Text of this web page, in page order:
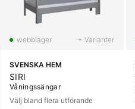
+ Varianter
SVENSKA HEM
SIRI
Våningssängar
Välj bland flera utförande